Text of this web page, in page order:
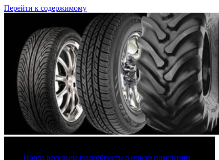
Перейти к содержимому
Honda раскрыла подробности о новом поколении